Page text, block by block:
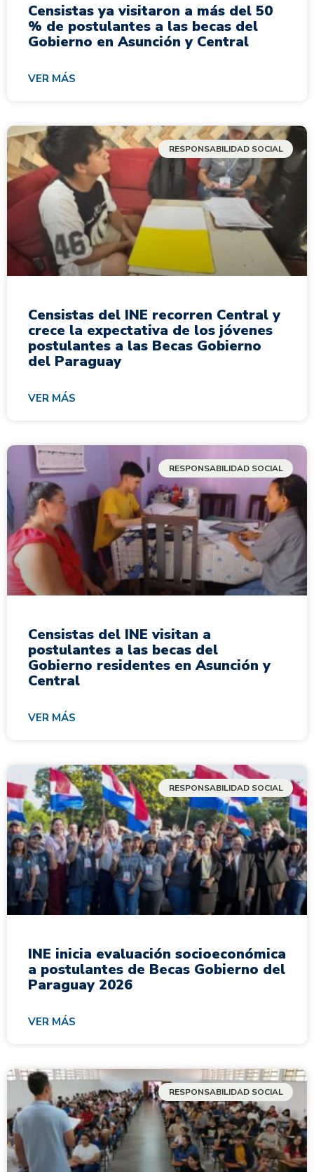
Censistas ya visitaron a más del 50
% de postulantes a las becas del
Gobierno en Asunción y Central
VER MÁS
RESPONSABILIDAD SOCIAL
Censistas del INE recorren Central y
crece la expectativa de los jóvenes
postulantes a las Becas Gobierno
del Paraguay
VER MÁS
RESPONSABILIDAD SOCIAL
Censistas del INE visitan a
postulantes a las becas del
Gobierno residentes en Asunción y
Central
VER MÁS
RESPONSABILIDAD SOCIAL
INE inicia evaluación socioeconómica
a postulantes de Becas Gobierno del
Paraguay 2026
VER MÁS
RESPONSABILIDAD SOCIAL